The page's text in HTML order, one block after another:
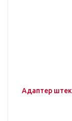
Адаптер